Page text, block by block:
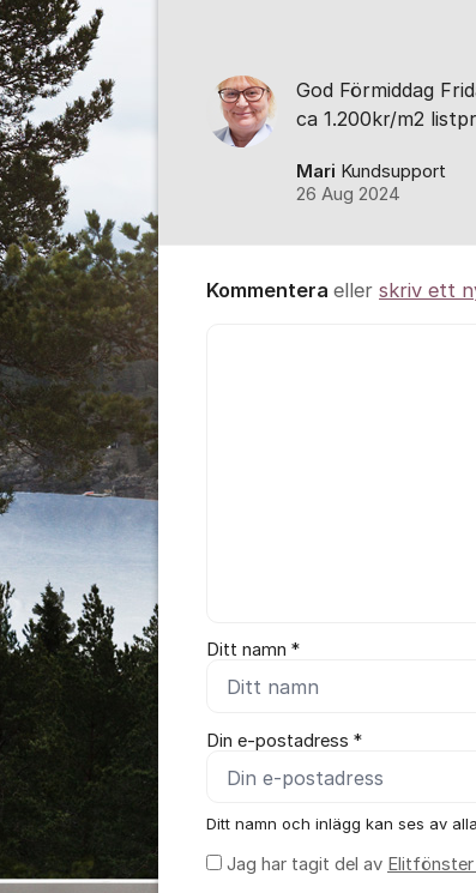
God Förmiddag
ca 1.200kr/m2
Mari Kundsupport
26 Aug 2024
Kommentera eller skriv ett
Ditt namn *
Din e-postadress *
Ditt namn och inlägg kan ses av
Jag har tagit del av